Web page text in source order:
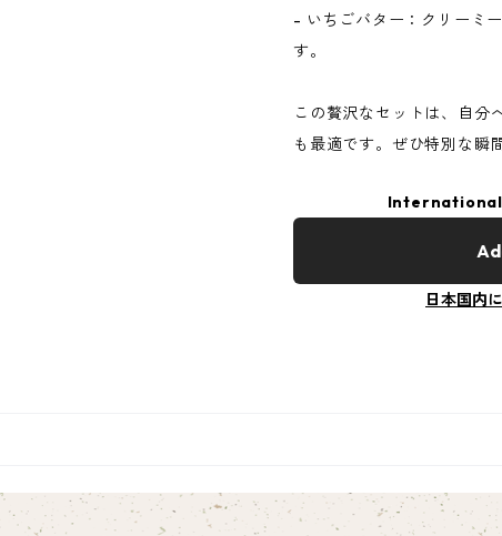
- いちごバター：クリーミ
す。
この贅沢なセットは、自分
も最適です。ぜひ特別な瞬
日本国内